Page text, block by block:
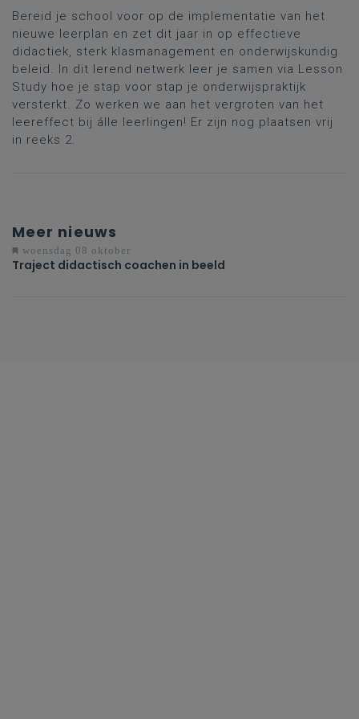
Bereid je school voor op de implementatie van het
nieuwe leerplan en zet dit jaar in op effectieve
didactiek, sterk klasmanagement en onderwijskundig
beleid. In dit lerend netwerk leer je samen via Lesson
Study hoe je stap voor stap je onderwijspraktijk
versterkt. Zo werken we aan het vergroten van het
leereffect bij álle leerlingen! Er zijn nog plaatsen vrij
in reeks 2.
Meer nieuws
woensdag 08 oktober
Traject didactisch coachen in beeld